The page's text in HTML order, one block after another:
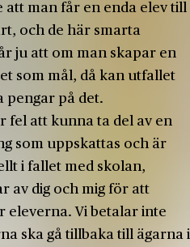
att man får en enda elev till
och de här smarta
ju att om man skapar en
som mål, då kan utfallet
pengar på det.
fel att kunna ta del av en
som uppskattas och är
i fallet med skolan,
av dig och mig för att
eleverna. Vi betalar inte
ska gå tillbaka till ägarna i